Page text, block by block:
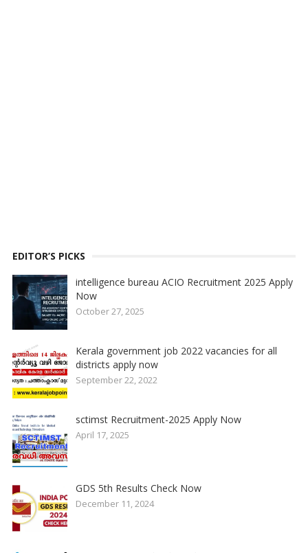
EDITOR’S PICKS
intelligence bureau ACIO Recruitment 2025 Apply
Now
October 27, 2025
Kerala government job 2022 vacancies for all
districts apply now
September 22, 2022
sctimst Recruitment-2025 Apply Now
April 17, 2025
GDS 5th Results Check Now
December 11, 2024